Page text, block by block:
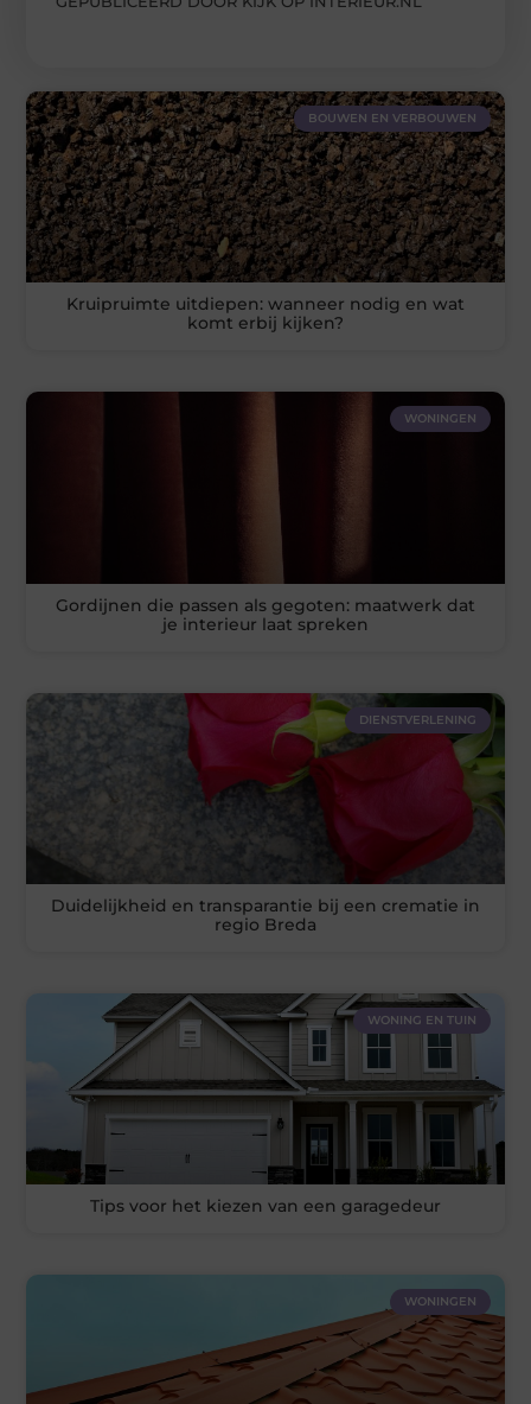
BOUWEN EN VERBOUWEN
Kruipruimte uitdiepen: wanneer nodig en wat
komt erbij kijken?
WONINGEN
Gordijnen die passen als gegoten: maatwerk dat
je interieur laat spreken
DIENSTVERLENING
Duidelijkheid en transparantie bij een crematie in
regio Breda
WONING EN TUIN
Tips voor het kiezen van een garagedeur
WONINGEN